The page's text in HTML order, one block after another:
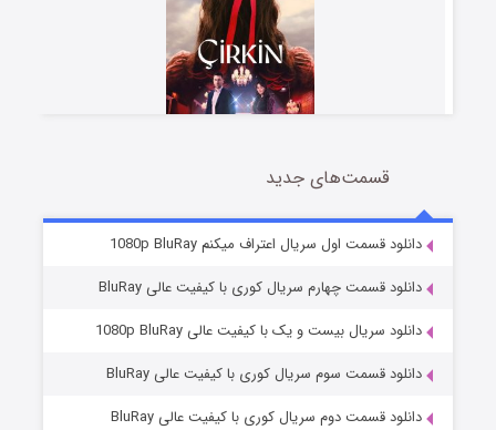
سریال زشت
قسمت2 (زیرنویس) منتشر شد
قسمت‌های جدید
دانلود قسمت اول سریال اعتراف میکنم 1080p BluRay
دانلود قسمت چهارم سریال کوری با کیفیت عالی BluRay
دانلود سریال بیست و یک با کیفیت عالی 1080p BluRay
دانلود قسمت سوم سریال کوری با کیفیت عالی BluRay
دانلود قسمت دوم سریال کوری با کیفیت عالی BluRay